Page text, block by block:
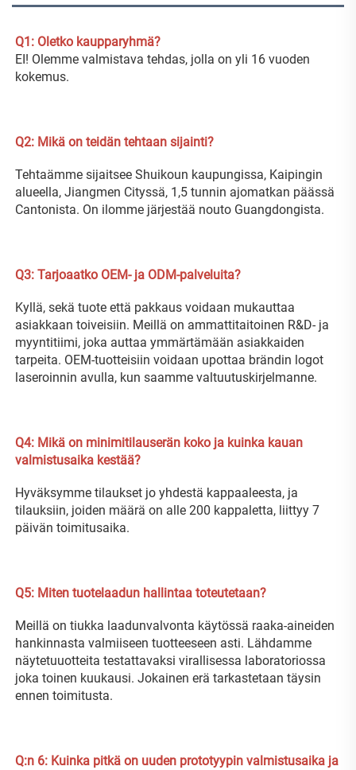
Q1: Oletko kaupparyhmä?
EI! Olemme valmistava tehdas, jolla on yli 16 vuoden
kokemus.
Q2: Mikä on teidän tehtaan sijainti?
Tehtaämme sijaitsee Shuikoun kaupungissa, Kaipingin
alueella, Jiangmen Cityssä, 1,5 tunnin ajomatkan päässä
Cantonista. On ilomme järjestää nouto Guangdongista.
Q3: Tarjoaatko OEM- ja ODM-palveluita?
Kyllä, sekä tuote että pakkaus voidaan mukauttaa
asiakkaan toiveisiin. Meillä on ammattitaitoinen R&D- ja
myyntitiimi, joka auttaa ymmärtämään asiakkaiden
tarpeita. OEM-tuotteisiin voidaan upottaa brändin logot
laseroinnin avulla, kun saamme valtuutuskirjelmanne.
Q4: Mikä on minimitilauserän koko ja kuinka kauan
valmistusaika kestää?
Hyväksymme tilaukset jo yhdestä kappaaleesta, ja
tilauksiin, joiden määrä on alle 200 kappaletta, liittyy 7
päivän toimitusaika.
Q5: Miten tuotelaadun hallintaa toteutetaan?
Meillä on tiukka laadunvalvonta käytössä raaka-aineiden
hankinnasta valmiiseen tuotteeseen asti. Lähdamme
näytetuuotteita testattavaksi virallisessa laboratoriossa
joka toinen kuukausi. Jokainen erä tarkastetaan täysin
ennen toimitusta.
Q:n 6: Kuinka pitkä on uuden prototyypin valmistusaika ja